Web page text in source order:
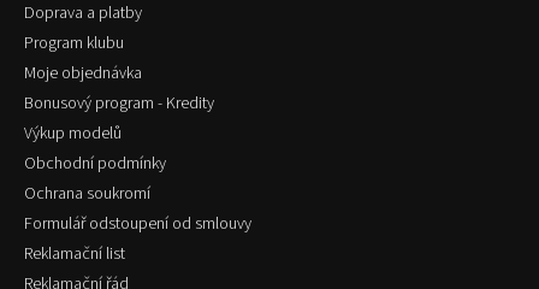
Doprava a platby
Program klubu
Moje objednávka
Bonusový program - Kredity
Výkup modelů
Obchodní podmínky
Ochrana soukromí
Formulář odstoupení od smlouvy
Reklamační list